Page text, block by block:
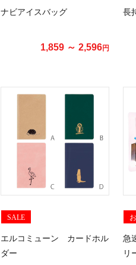
ナビアイスバッグ
1,859 ～ 2,596円
長
SALE
エルコミューン カードホル
ダー
急
リ